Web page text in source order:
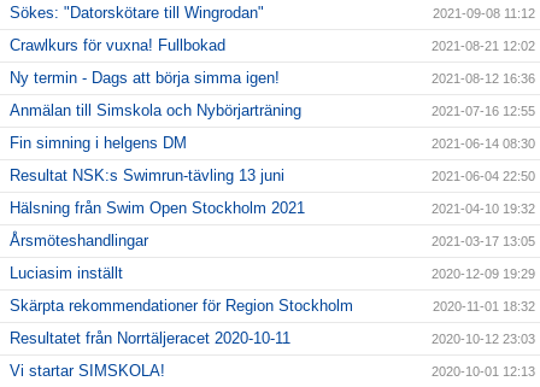
Sökes: "Datorskötare till Wingrodan" 2021-09-08 11:12
Crawlkurs för vuxna! Fullbokad 2021-08-21 12:02
Ny termin - Dags att börja simma igen! 2021-08-12 16:36
Anmälan till Simskola och Nybörjarträning 2021-07-16 12:55
Fin simning i helgens DM 2021-06-14 08:30
Resultat NSK:s Swimrun-tävling 13 juni 2021-06-04 22:50
Hälsning från Swim Open Stockholm 2021 2021-04-10 19:32
Årsmöteshandlingar 2021-03-17 13:05
Luciasim inställt 2020-12-09 19:29
Skärpta rekommendationer för Region Stockholm 2020-11-01 18:32
Resultatet från Norrtäljeracet 2020-10-11 2020-10-12 23:03
Vi startar SIMSKOLA! 2020-10-01 12:13